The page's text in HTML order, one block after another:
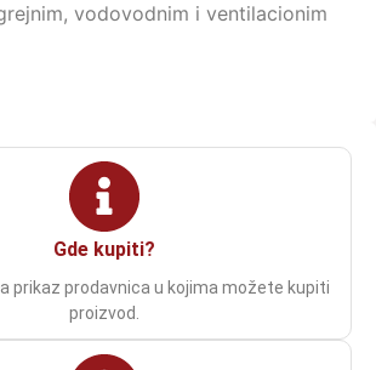
vodovodnim i ventilacionim
Gde kupiti?
prikaz prodavnica u kojima možete kupiti
proizvod.